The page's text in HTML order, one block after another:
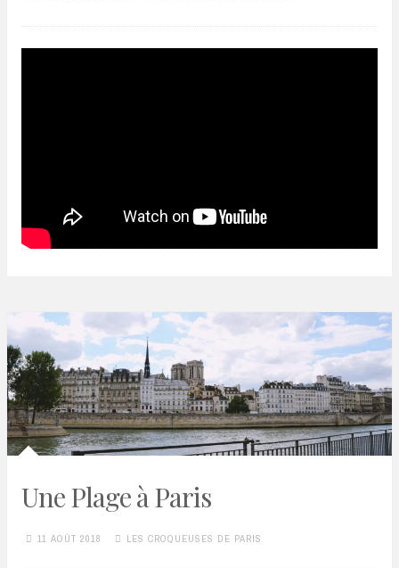
Une Plage à Paris
11 AOÛT 2018 LES CROQUEUSES DE PARIS